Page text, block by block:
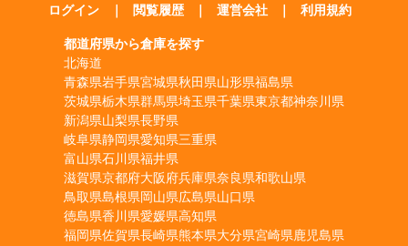
ログイン
｜ 閲覧履歴 ｜ 運営会社 ｜ 利用規約
都道府県から倉庫を探す
北海道
青森県岩手県宮城県秋田県山形県福島県
茨城県栃木県群馬県埼玉県千葉県東京都神奈川県
新潟県山梨県長野県
岐阜県静岡県愛知県三重県
富山県石川県福井県
滋賀県京都府大阪府兵庫県奈良県和歌山県
鳥取県島根県岡山県広島県山口県
徳島県香川県愛媛県高知県
福岡県佐賀県長崎県熊本県大分県宮崎県鹿児島県